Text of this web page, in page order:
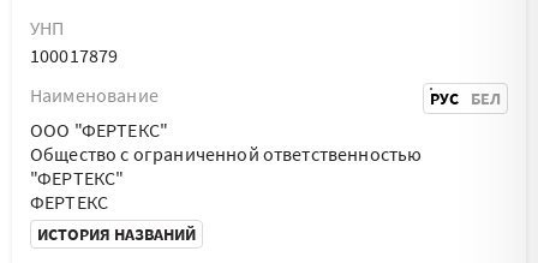
УНП
100017879
Наименование
РУС БЕЛ
ООО "ФЕРТЕКС"
Общество с ограниченной ответственностью
"ФЕРТЕКС"
ФЕРТЕКС
ИСТОРИЯ НАЗВАНИЙ